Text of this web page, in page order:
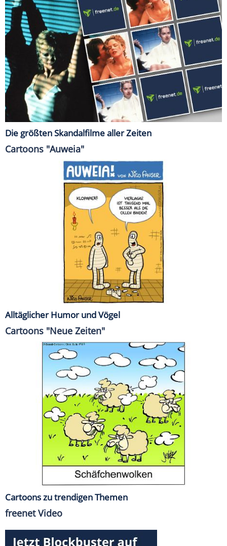
Die größten Skandalfilme aller Zeiten
Cartoons "Auweia"
Alltäglicher Humor und Vögel
Cartoons "Neue Zeiten"
Cartoons zu trendigen Themen
freenet Video